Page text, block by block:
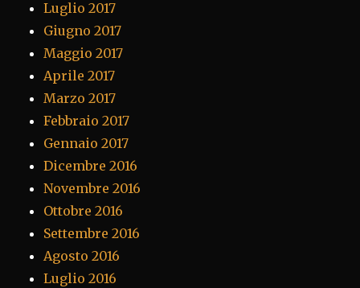
Luglio 2017
Giugno 2017
Maggio 2017
Aprile 2017
Marzo 2017
Febbraio 2017
Gennaio 2017
Dicembre 2016
Novembre 2016
Ottobre 2016
Settembre 2016
Agosto 2016
Luglio 2016